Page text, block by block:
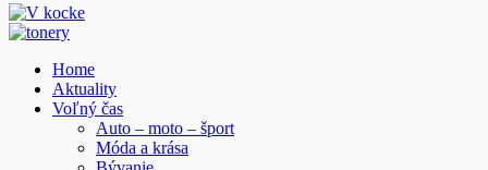
Home
Aktuality
Voľný čas
Auto – moto – šport
Móda a krása